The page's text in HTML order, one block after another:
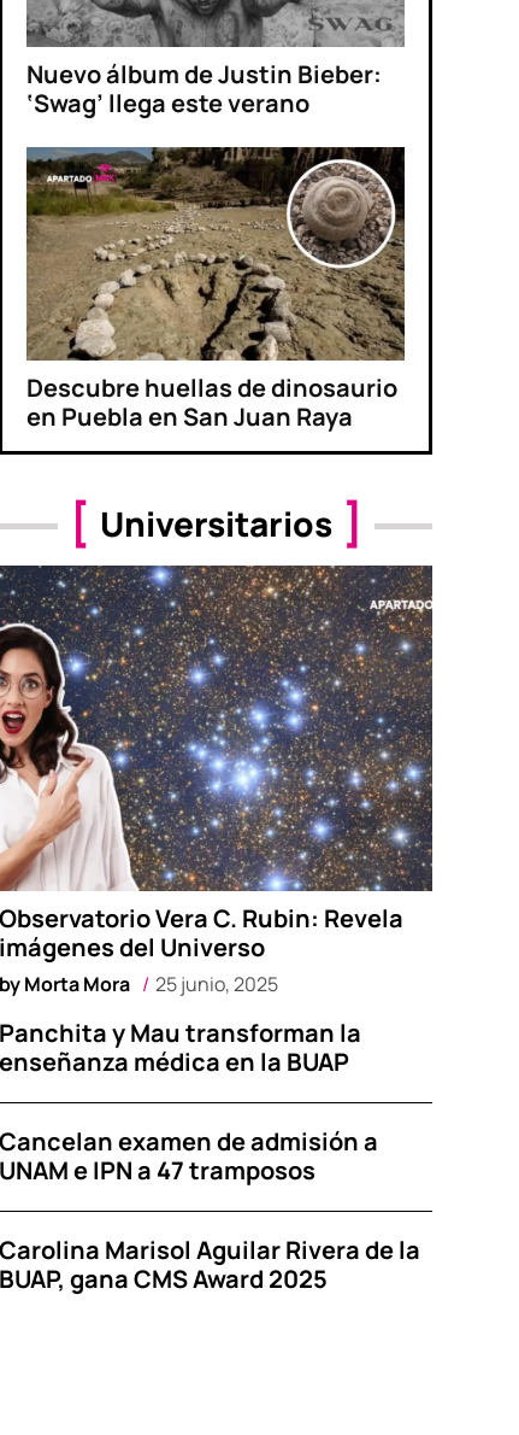
Nuevo álbum de Justin Bieber:
‘Swag’ llega este verano
Descubre huellas de dinosaurio
en Puebla en San Juan Raya
Universitarios
Observatorio Vera C. Rubin: Revela
imágenes del Universo
byMorta Mora 25 junio, 2025
Panchita y Mau transforman la
enseñanza médica en la BUAP
Cancelan examen de admisión a
UNAM e IPN a 47 tramposos
Carolina Marisol Aguilar Rivera de la
BUAP, gana CMS Award 2025